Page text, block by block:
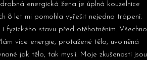
energická žena je úplná kouzelnice
8 let mi pomohla vyřešit nejedno trápení.
fyzického stavu před otěhotněním. Všechno
více energie, protažené tělo, uvolněná
jak tělo, tak mysli. Moje zkušenosti jsou